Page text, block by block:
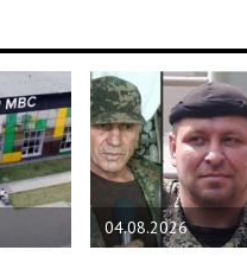
04.08.2026